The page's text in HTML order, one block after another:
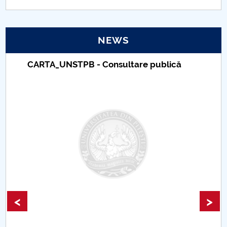
Proiect SU-ETIC
UPIT for the community
IOSUD/CSUD – PhD studies
Comisie de etica unversitară
Evenimente CUP
NEWS
CARTA_UNSTPB - Consultare publică
< >